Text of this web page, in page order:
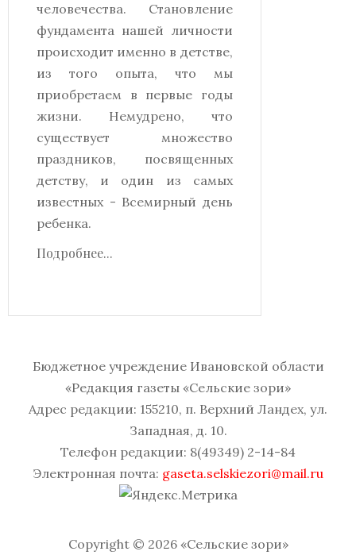
человечества. Становление
фундамента нашей личности
происходит именно в детстве,
из того опыта, что мы
приобретаем в первые годы
жизни. Немудрено, что
существует множество
праздников, посвященных
детству, и один из самых
известных - Всемирный день
ребенка.
Подробнее...
Бюджетное учреждение Ивановской области
«Редакция газеты «Сельские зори»
Адрес редакции: 155210, п. Верхний Ландех, ул.
Западная, д. 10.
Телефон редакции: 8(49349) 2-14-84
Электронная почта: gaseta.selskiezori@mail.ru
Copyright © 2026 «Сельские зори»